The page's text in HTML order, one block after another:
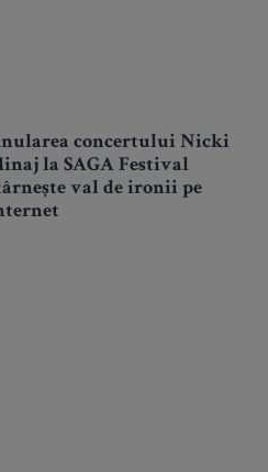
concertului Nicki
la SAGA Festival
val de ironii pe